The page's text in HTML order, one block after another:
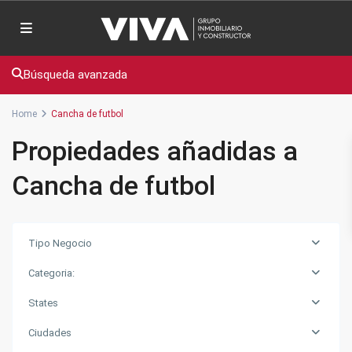
Búsqueda avanzada
Home Cancha de futbol
Propiedades añadidas a
Cancha de futbol
Tipo Negocio
Categoria:
States
Ciudades